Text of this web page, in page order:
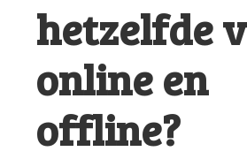
hetzelfde
online en
offline?